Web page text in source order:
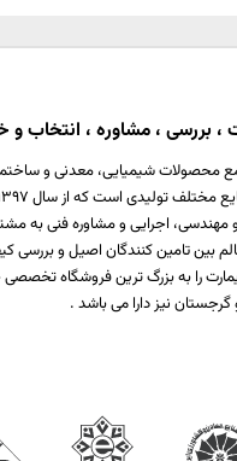
، بررسی ، مشاوره ، انتخاب و
جامع محصولات شیمیایی، معدنی و
اجرایی و مشاوره فنی به
سالم بین تامین کنندگان اصیل و
را به بزرگ ترین فروشگاه
گرجستان نیز دارا می باشد .